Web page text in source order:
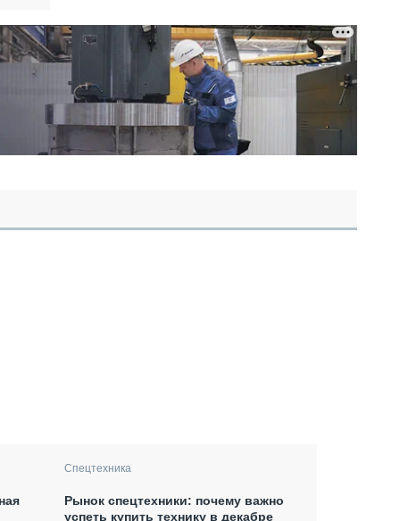
Спецтехника
Рынок спецтехники: почему важно
успеть купить технику в декабре